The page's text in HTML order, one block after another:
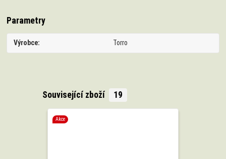
Parametry
Výrobce Torro
Související zboží 19
Akce